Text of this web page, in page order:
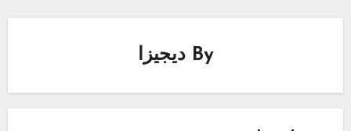
By دیجیزا